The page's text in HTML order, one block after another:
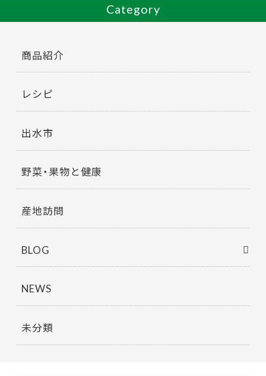
Category
商品紹介
レシピ
出水市
野菜・果物と健康
産地訪問
BLOG
NEWS
未分類